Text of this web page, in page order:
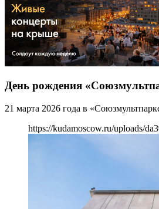
День рождения
21 марта 2026 года в
https://kudamoscow.ru/uploads/